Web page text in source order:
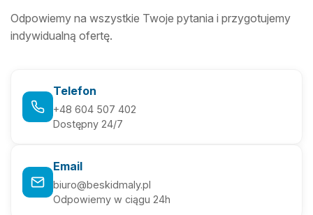
Odpowiemy na wszystkie Twoje pytania i przygotujemy
indywidualną ofertę.
Telefon
+48 604 507 402
Dostępny 24/7
Email
biuro@beskidmaly.pl
Odpowiemy w ciągu 24h